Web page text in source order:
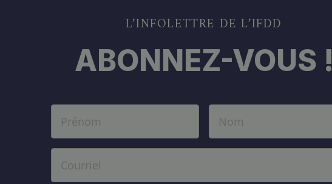
L’INFOLETTRE DE L’IFDD
ABONNEZ-VOUS !